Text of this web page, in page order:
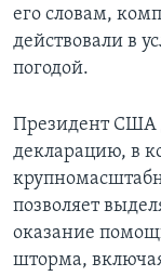
его словам,
действовали в
погодой.
Президент США
декларацию, в
позволяет
оказание
шторма,